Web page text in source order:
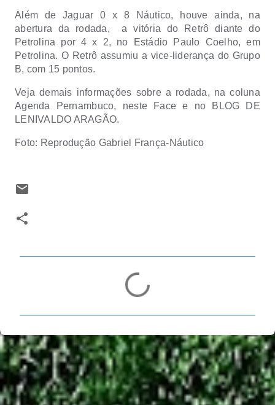
Além de Jaguar 0 x 8 Náutico, houve ainda, na
abertura da rodada,
a vitória do Retrô diante do
Petrolina por 4 x 2, no Estádio Paulo Coelho, em
Petrolina. O Retrô assumiu a vice-liderança do Grupo
B, com 15 pontos.
Veja demais informações sobre a rodada, na coluna
Agenda Pernambuco, neste Face e no BLOG DE
LENIVALDO ARAGÃO.
Foto: Reprodução Gabriel França-Náutico
n
t
á
r